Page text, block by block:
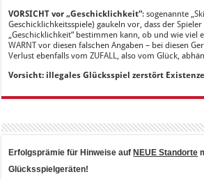
VORSICHT vor „Geschicklichkeit“: sogenannte
Geschicklichkeitsspiele) gaukeln vor, dass der Spieler
„Geschicklichkeit“ bestimmen kann, ob und wie viel
WARNT vor diesen falschen Angaben – bei diesen
Verlust ebenfalls vom ZUFALL, also vom Glück,
Vorsicht: illegales Glücksspiel zerstört
Erfolgsprämie für Hinweise aufNEUE Standorte
Glücksspielgeräten!